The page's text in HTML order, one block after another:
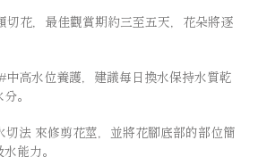
花，最佳觀賞期約三至五天，花朵將逐
高水位養護，建議每日換水保持水質乾
分。 ⠀⠀⠀⠀⠀⠀⠀⠀
法 來修剪花莖，並將花腳底部的部位簡
水能力。 ⠀⠀⠀⠀⠀⠀⠀⠀